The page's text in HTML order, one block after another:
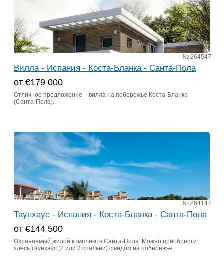
№ 264547
Вилла - Испания - Коста-Бланка - Санта-Пола
от €179 000
Отличное предложение – вилла на побережье Коста-Бланка
(Санта-Пола).
№ 264147
Таунхаус - Испания - Коста-Бланка - Санта-Пола
от €144 500
Охраняемый жилой комплекс в Санта-Пола. Можно приобрести
здесь таунхаус (2 или 3 спальни) с видом на побережье.